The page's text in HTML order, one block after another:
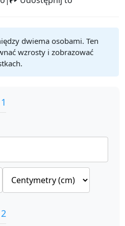
dwiema osobami. Ten
wzrosty i zobrazować